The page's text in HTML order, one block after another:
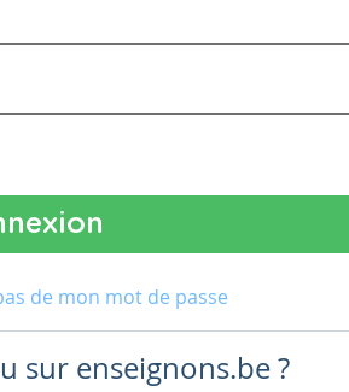
de mon mot de passe
sur enseignons.be ?